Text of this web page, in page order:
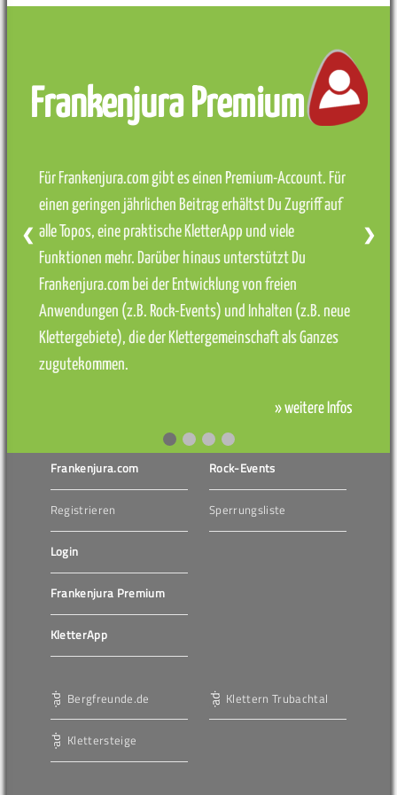
Frankenjura Premium
Für Frankenjura.com gibt es einen Premium-Account. Für
einen geringen jährlichen Beitrag erhältst Du Zugriff auf
alle Topos, eine praktische KletterApp und viele
Funktionen mehr. Darüber hinaus unterstützt Du
Frankenjura.com bei der Entwicklung von freien
Anwendungen (z.B. Rock-Events) und Inhalten (z.B. neue
Klettergebiete), die der Klettergemeinschaft als Ganzes
zugutekommen.
» weitere Infos
❮ ❯
Frankenjura.com
Registrieren
Login
Frankenjura Premium
KletterApp
Rock-Events
Sperrungsliste
Bergfreunde.de
Klettersteige
Klettern Trubachtal